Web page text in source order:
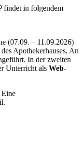
findet in folgendem
(07.09. – 11.09.2026)
Apothekerhauses, An
In der zweiten
Unterricht als Web-